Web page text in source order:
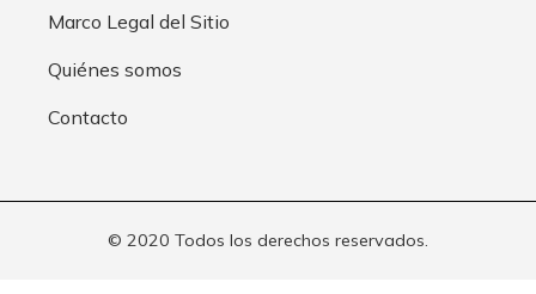
Marco Legal del Sitio
Quiénes somos
Contacto
© 2020 Todos los derechos reservados.